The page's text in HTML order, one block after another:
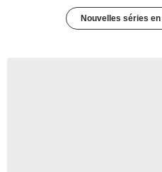
Nouvelles séries